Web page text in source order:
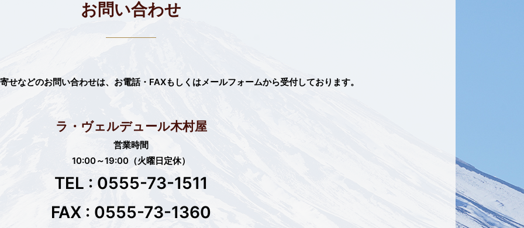
お問い合わせ
せなどのお問い合わせは、 お電話・FAXもしくはメールフォームから受付しております。
ラ・ヴェルデュール木村屋
営業時間
10:00～19:00（火曜日定休）
TEL : 0555-73-1511
FAX : 0555-73-1360